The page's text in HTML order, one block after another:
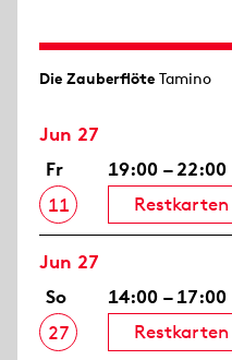
Die Zauberflöte Tamino
Jun 27
Fr
11
19:00 – 22:00
Restkarten
Jun 27
So
27
14:00 – 17:00
Restkarten